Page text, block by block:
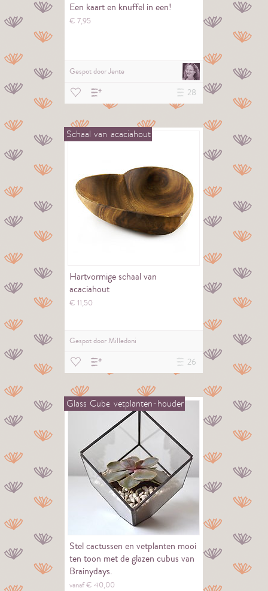
Een kaart en knuffel in een!
€7,95
Gespot doorJente
28
Schaal van acaciahout
Hartvormige schaal van
acaciahout
€ 11,50
Gespot doorMilledoni
26
Glass Cube vetplanten-houder
Stel cactussen en vetplanten mooi
ten toon met de glazen cubus van
Brainydays.
vanaf €40,00